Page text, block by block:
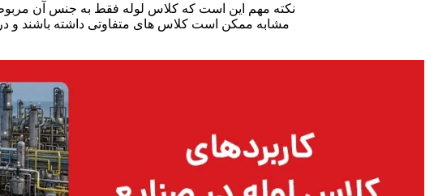
نکته مهم این است که کلاس لوله فقط به جنس آن
مشابه ممکن است کلاس های متفاوتی داشته باشند و در